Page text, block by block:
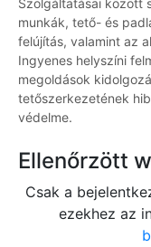
Szolgáltatásai között
munkák, tető- és
felújítás, valamint az
Ingyenes helyszíni
megoldások
tetőszerkezetének
védelme.
Ellenőrzött
Csak a
ezekhez az